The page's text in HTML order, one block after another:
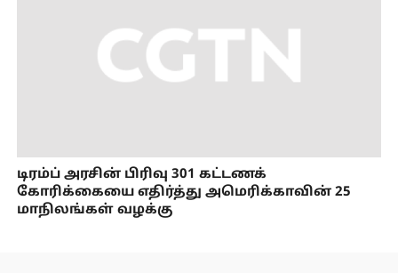
டிரம்ப் அரசின் பிரிவு 301 கட்டணக்
கோரிக்கையை எதிர்த்து அமெரிக்காவின் 25
மாநிலங்கள் வழக்கு